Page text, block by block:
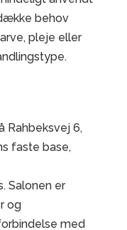
behov
pleje eller
Rahbeksvej 6,
faste base,
Salonen er
og
med